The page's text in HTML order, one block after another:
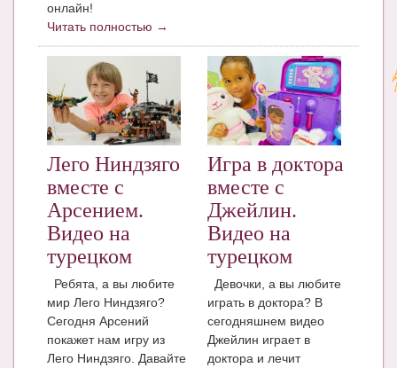
онлайн!
Читать полностью →
Лего Ниндзяго
вместе с
Арсением.
Видео на
турецком
Ребята, а вы любите
мир Лего Ниндзяго?
Сегодня Арсений
покажет нам игру из
Лего Ниндзяго. Давайте
Игра в доктора
вместе с
Джейлин.
Видео на
турецком
Девочки, а вы любите
играть в доктора? В
сегодняшнем видео
Джейлин играет в
доктора и лечит